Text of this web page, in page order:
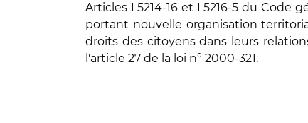
Articles L5214-16 et L5216-5 du Code
portant nouvelle organisation
droits des citoyens dans leurs
l'article 27 de la loi n° 2000-321.